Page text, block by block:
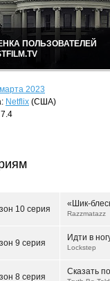
ПОЛЬЗОВАТЕЛЕЙ
2023
Netflix (США)
10 серия
«Шик-
Razzmatazz
9 серия
Идти в
Lockstep
8 серия
Сказать